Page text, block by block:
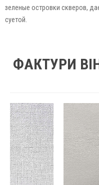
зеленые островки скверов,
суетой.
ФАКТУРИ